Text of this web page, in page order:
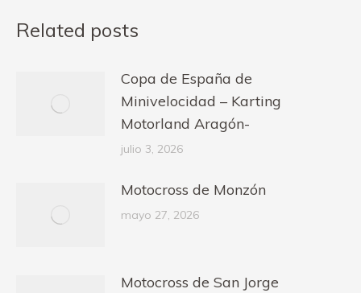
Related posts
Copa de España de
Minivelocidad – Karting
Motorland Aragón-
julio 3, 2026
Motocross de Monzón
mayo 27, 2026
Motocross de San Jorge